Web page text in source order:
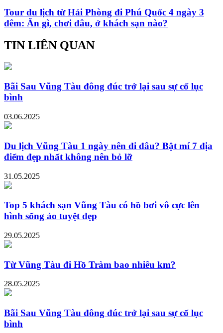
Tour du lịch từ Hải Phòng đi Phú Quốc 4 ngày 3
đêm: Ăn gì, chơi đâu, ở khách sạn nào?
TIN LIÊN QUAN
Bãi Sau Vũng Tàu đông đúc trở lại sau sự cố lục
bình
03.06.2025
Du lịch Vũng Tàu 1 ngày nên đi đâu? Bật mí 7 địa
điểm đẹp nhất không nên bỏ lỡ
31.05.2025
Top 5 khách sạn Vũng Tàu có hồ bơi vô cực lên
hình sống ảo tuyệt đẹp
29.05.2025
Từ Vũng Tàu đi Hồ Tràm bao nhiêu km?
28.05.2025
Bãi Sau Vũng Tàu đông đúc trở lại sau sự cố lục
bình